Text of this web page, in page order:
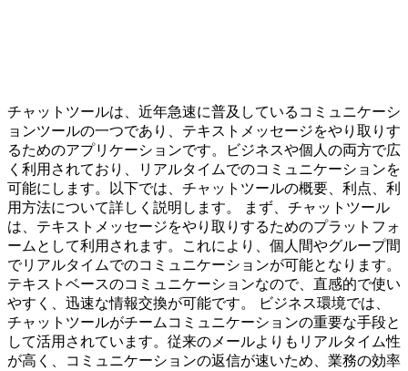
チャットツールは、近年急速に普及しているコミュニケーシ
ョンツールの一つであり、テキストメッセージをやり取りす
るためのアプリケーションです。ビジネスや個人の両方で広
く利用されており、リアルタイムでのコミュニケーションを
可能にします。以下では、チャットツールの概要、利点、利
用方法について詳しく説明します。 まず、チャットツール
は、テキストメッセージをやり取りするためのプラットフォ
ームとして利用されます。これにより、個人間やグループ間
でリアルタイムでのコミュニケーションが可能となります。
テキストベースのコミュニケーションなので、直感的で使い
やすく、迅速な情報交換が可能です。 ビジネス環境では、
チャットツールがチームコミュニケーションの重要な手段と
して活用されています。従来のメールよりもリアルタイム性
が高く、コミュニケーションの返信が速いため、業務の効率